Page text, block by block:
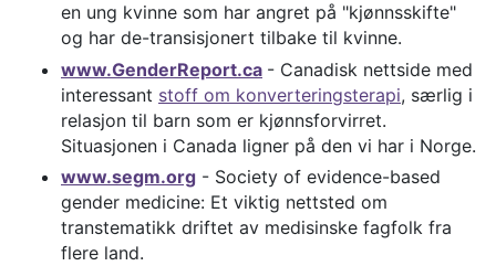
en ung kvinne som har angret på "kjønnsskifte"
og har de-transisjonert tilbake til kvinne.
www.GenderReport.ca - Canadisk nettside med
interessant stoff om konverteringsterapi, særlig i
relasjon til barn som er kjønnsforvirret.
Situasjonen i Canada ligner på den vi har i Norge.
www.segm.org - Society of evidence-based
gender medicine: Et viktig nettsted om
transtematikk driftet av medisinske fagfolk fra
flere land.